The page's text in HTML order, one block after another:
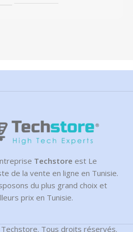
Techstore est Le
de la vente en ligne en Tunisie.
du plus grand choix et
prix en Tunisie.
Tous droits réservés.